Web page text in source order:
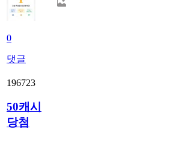
0
댓글
196723
50캐시
당첨